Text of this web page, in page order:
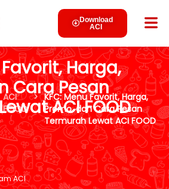
Download
ACI
ACI
FOOD
> KFC: Menu Favorit, Harga,
Promo, dan Cara Pesan
Termurah Lewat ACI FOOD
Harga,
Cara Pesan
ACI FOOD
ACI